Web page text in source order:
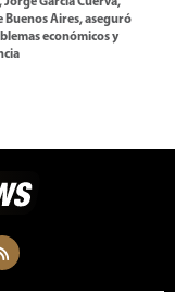
Buenos Aires, aseguró
económicos y